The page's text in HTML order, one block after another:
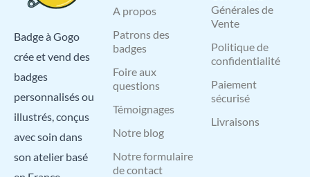
Badge à Gogo
crée et vend des
badges
personnalisés ou
illustrés, conçus
avec soin dans
son atelier basé
A propos
Patrons des
badges
Foire aux
questions
Témoignages
Notre blog
Notre formulaire
de contact
Générales de
Vente
Politique de
confidentialité
Paiement
sécurisé
Livraisons